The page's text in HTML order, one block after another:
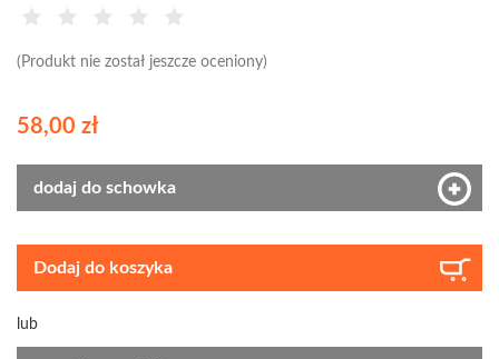
(Produkt nie został jeszcze oceniony)
58,00 zł
dodaj do schowka
Dodaj do koszyka
lub